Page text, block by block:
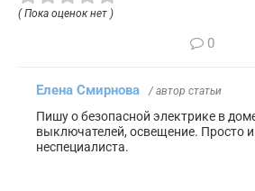
( Пока оценок нет )
0
Елена Смирнова / автор статьи
Пишу о безопасной электрике в
выключателей, освещение. Просто
неспециалиста.